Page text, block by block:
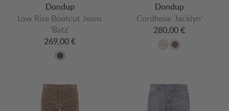
Dondup
Low Rise Bootcut Jeans
'Batz'
269,00 €
Dondup
Cordhose 'Jacklyn'
280,00 €